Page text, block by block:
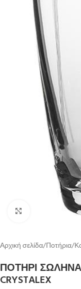
Κλικ για
Αρχική σελίδα Ποτήρια
ΠΟΤΗΡΙ ΣΩΛΗΝΑ
CRYSTALEX